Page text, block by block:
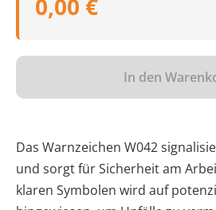
0,00 €
In den
Das Warnzeichen W042
und sorgt für Sicherheit am
klaren Symbolen wird auf